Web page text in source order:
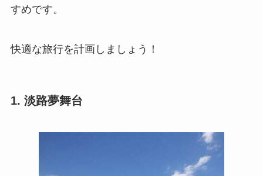
すめです。
快適な旅行を計画しましょう！
1. 淡路夢舞台